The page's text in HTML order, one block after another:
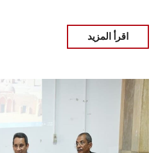
اقرأ المزيد